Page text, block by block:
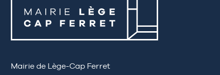
Mairie de Lège-Cap Ferret